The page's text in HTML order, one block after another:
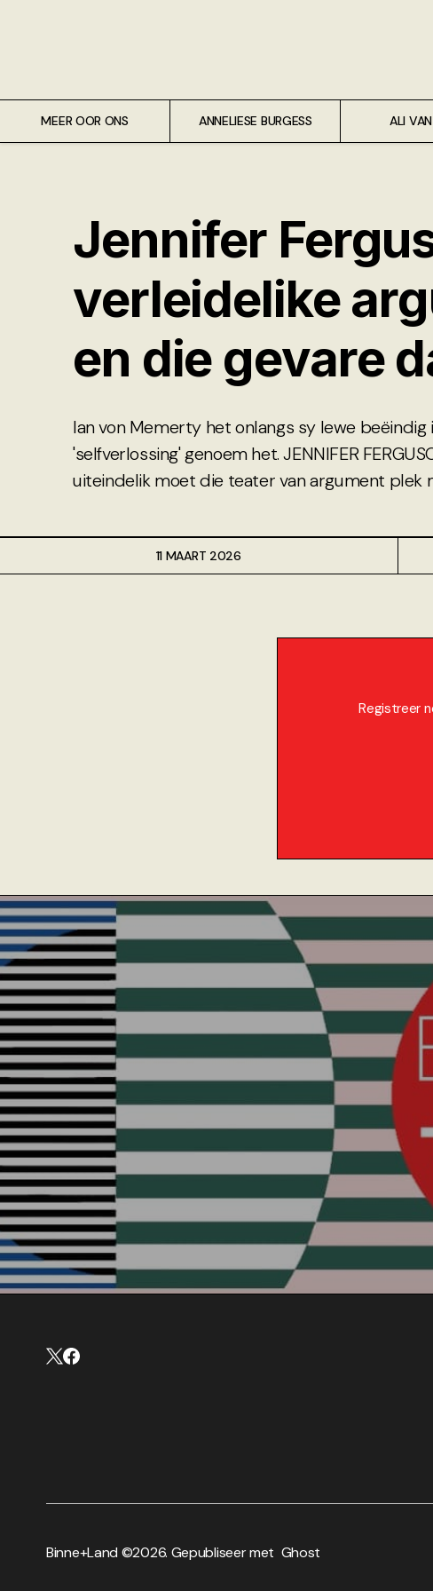
MEER OOR ONS ANNELIESE BURGESS ALI
Jennifer
verleidelike
en die gevare
Ian von Memerty het onlangs sy lewe beëindig
'selfverlossing' genoem het. JENNIFER
uiteindelik moet die teater van argument plek
11 MAART 2026
Registreer
Binne+Land ©2026. Gepubliseer met Ghost
Ali van Wyk
Gas + Poste
Kop + Knoper